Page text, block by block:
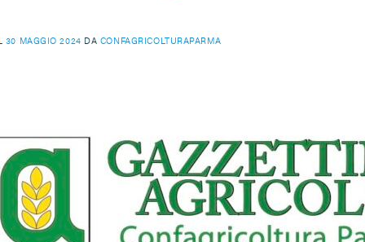
30 MAGGIO 2024 DA CONFAGRICOLTURAPARMA